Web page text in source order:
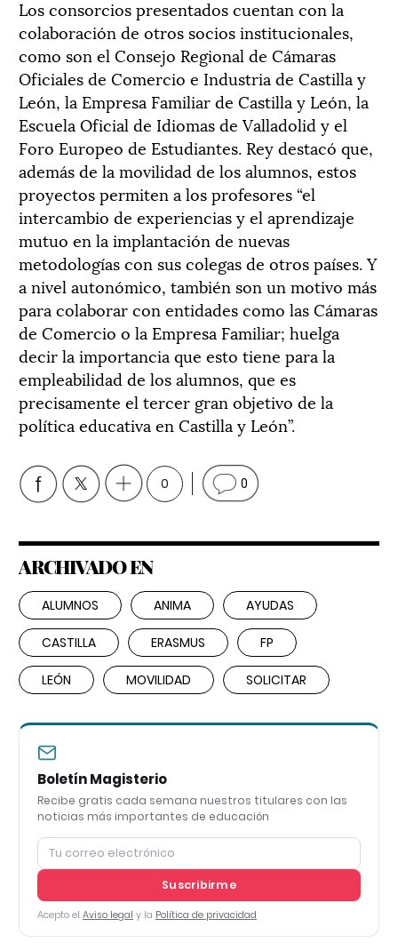
Los consorcios presentados cuentan con la
colaboración de otros socios institucionales,
como son el Consejo Regional de Cámaras
Oficiales de Comercio e Industria de Castilla y
León, la Empresa Familiar de Castilla y León, la
Escuela Oficial de Idiomas de Valladolid y el
Foro Europeo de Estudiantes. Rey destacó que,
además de la movilidad de los alumnos, estos
proyectos permiten a los profesores “el
intercambio de experiencias y el aprendizaje
mutuo en la implantación de nuevas
metodologías con sus colegas de otros países. Y
a nivel autonómico, también son un motivo más
para colaborar con entidades como las Cámaras
de Comercio o la Empresa Familiar; huelga
decir la importancia que esto tiene para la
empleabilidad de los alumnos, que es
precisamente el tercer gran objetivo de la
política educativa en Castilla y León”.
0 0
ARCHIVADO EN
ALUMNOS ANIMA AYUDAS
CASTILLA ERASMUS FP
LEÓN MOVILIDAD SOLICITAR
Boletín Magisterio
Recibe gratis cada semana nuestros titulares con las
noticias más importantes de educación
Suscribirme
Acepto el Aviso legal y la Política de privacidad